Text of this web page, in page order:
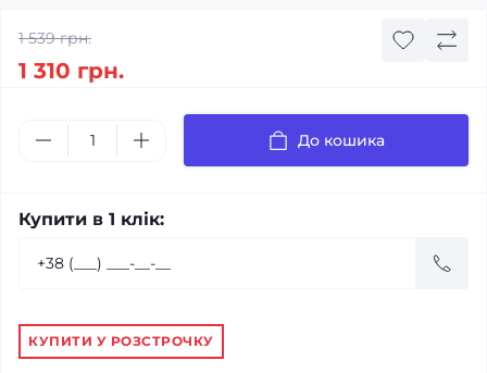
1 539 грн.
1 310 грн.
До кошика
Купити в 1 клік:
КУПИТИ У РОЗСТРОЧКУ